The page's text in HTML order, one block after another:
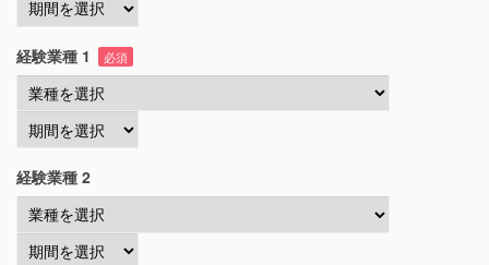
経験業種 1 必須
経験業種 2